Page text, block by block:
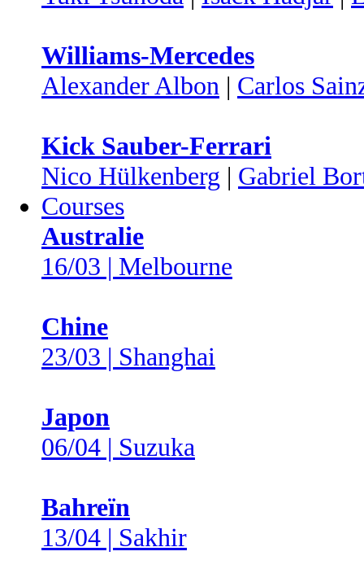
Williams-Mercedes
Alexander Albon | Carlos
Kick Sauber-Ferrari
Nico Hülkenberg | Gabriel
Courses
Australie
16/03 | Melbourne
Chine
23/03 | Shanghai
Japon
06/04 | Suzuka
Bahreïn
13/04 | Sakhir